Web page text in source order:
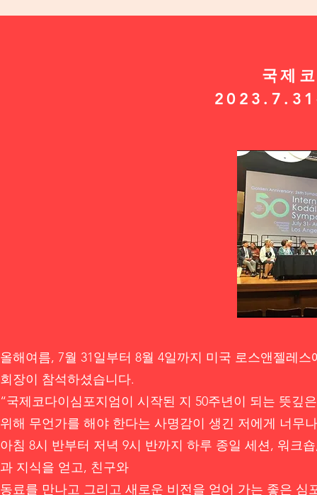
국제
올해여름, 7월 31일부터 8월 4일까지 미국 로스앤젤레
회장이 참석하셨습니다.
“국제코다이심포지엄이 시작된 지 50주년이 되는 뜻깊
위해 무언가를 해야 한다는 사명감이 생긴 저에게 너무
아침 8시 반부터 저녁 9시 반까지 하루 종일 세션, 워크
과 지식을 얻고, 친구와
동료를 만나고 그리고 새로운 비전을 얻어 가는 좋은 심